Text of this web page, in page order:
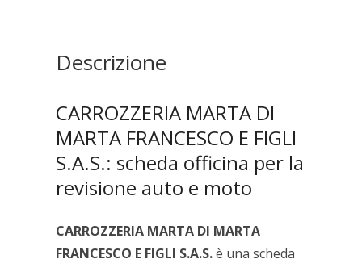
S.A.S.
Descrizione
CARROZZERIA MARTA DI
MARTA FRANCESCO E FIGLI
S.A.S.: scheda officina per la
revisione auto e moto
CARROZZERIA MARTA DI MARTA
FRANCESCO E FIGLI S.A.S.è una scheda